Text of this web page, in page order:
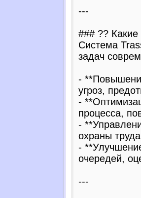
---
### ??
Система
задач
-
угроз,
-
процесса,
-
охраны
-
очередей,
---